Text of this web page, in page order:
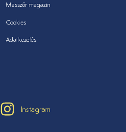
Masszőr magazin
Cookies
Adatkezelés
Instagram